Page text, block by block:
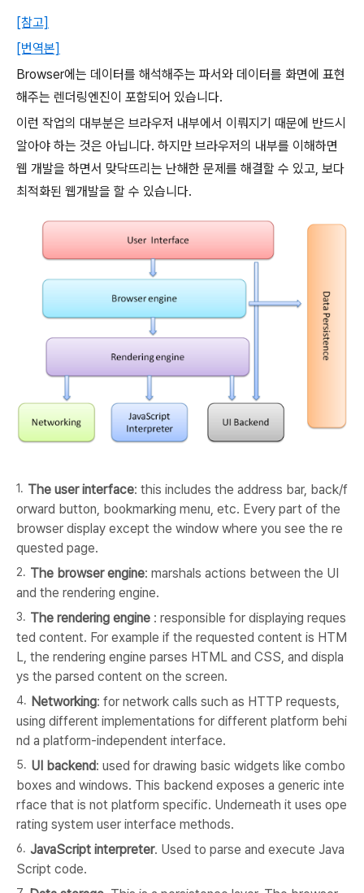
[참고]
[번역본]
Browser에는 데이터를 해석해주는 파서와 데이터를 화면에 표현
해주는 렌더링엔진이 포함되어 있습니다.
이런 작업의 대부분은 브라우저 내부에서 이뤄지기 때문에 반드시
알아야 하는 것은 아닙니다. 하지만 브라우저의 내부를 이해하면
웹 개발을 하면서 맞닥뜨리는 난해한 문제를 해결할 수 있고, 보다
최적화된 웹개발을 할 수 있습니다.
The user interface: this includes the address bar, back/f
orward button, bookmarking menu, etc. Every part of the
browser display except the window where you see the re
quested page.
The browser engine: marshals actions between the UI
and the rendering engine.
The rendering engine : responsible for displaying reques
ted content. For example if the requested content is HTM
L, the rendering engine parses HTML and CSS, and displa
ys the parsed content on the screen.
Networking: for network calls such as HTTP requests,
using different implementations for different platform behi
nd a platform-independent interface.
UI backend: used for drawing basic widgets like combo
boxes and windows. This backend exposes a generic inte
rface that is not platform specific. Underneath it uses ope
rating system user interface methods.
JavaScript interpreter. Used to parse and execute Java
Script code.